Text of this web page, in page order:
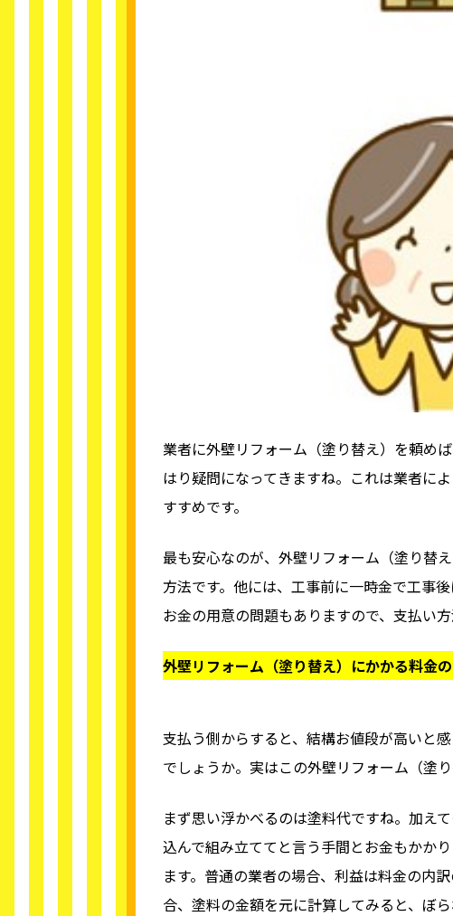
業者に外壁リフォーム（塗り替え）を頼め
はり疑問になってきますね。これは業者に
すすめです。
最も安心なのが、外壁リフォーム（塗り替
方法です。他には、工事前に一時金で工事
お金の用意の問題もありますので、支払い
外壁リフォーム（塗り替え）にかかる料金
支払う側からすると、結構お値段が高いと
でしょうか。実はこの外壁リフォーム（塗
まず思い浮かべるのは塗料代ですね。加え
込んで組み立ててと言う手間とお金もかか
ます。普通の業者の場合、利益は料金の内
合、塗料の金額を元に計算してみると、ぼ